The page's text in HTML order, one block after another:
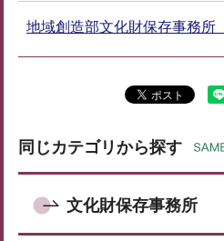
地域創造部文化財保存事務所
同じカテゴリから探す
文化財保存事務所